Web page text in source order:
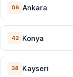
06 Ankara
42 Konya
38 Kayseri